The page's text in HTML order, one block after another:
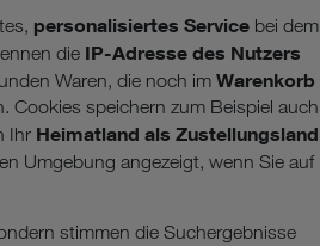
personalisiertes Service bei dem
die IP-Adresse des Nutzers
Waren, die noch im Warenkorb
Cookies speichern zum Beispiel auch
Ihr Heimatland als Zustellungsland
Umgebung angezeigt, wenn Sie auf
stimmen die Suchergebnisse